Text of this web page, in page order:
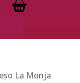
La Monja